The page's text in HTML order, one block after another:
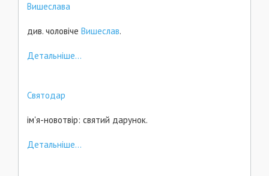
Вишеслава
див. чоловіче Вишеслав.
Детальніше...
Святодар
ім'я-новотвір: святий дарунок.
Детальніше...